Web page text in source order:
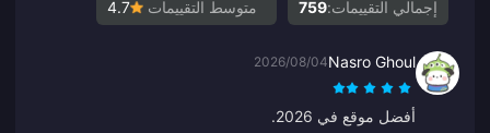
إجمالي التقييمات:759 متوسط التقييمات 4.7
Nasro Ghoul
2026/08/04
أفضل موقع في 2026.